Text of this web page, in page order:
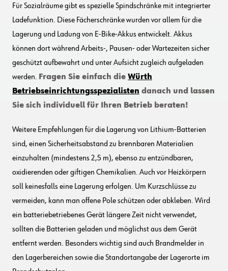
Für Sozialräume gibt es spezielle Spindschränke mit integrierter
Ladefunktion. Diese Fächerschränke wurden vor allem für die
Lagerung und Ladung von E-Bike-Akkus entwickelt. Akkus
können dort während Arbeits-, Pausen- oder Wartezeiten sicher
geschützt aufbewahrt und unter Aufsicht zugleich aufgeladen
werden. Fragen Sie einfach die Würth
Betriebseinrichtungsspezialisten danach und lassen
Sie sich individuell für Ihren Betrieb beraten!
Weitere Empfehlungen für die Lagerung von Lithium-Batterien
sind, einen Sicherheitsabstand zu brennbaren Materialien
einzuhalten (mindestens 2,5 m), ebenso zu entzündbaren,
oxidierenden oder giftigen Chemikalien. Auch vor Heizkörpern
soll keinesfalls eine Lagerung erfolgen. Um Kurzschlüsse zu
vermeiden, kann man offene Pole schützen oder abkleben. Wird
ein batteriebetriebenes Gerät längere Zeit nicht verwendet,
sollten die Batterien geladen und möglichst aus dem Gerät
entfernt werden. Besonders wichtig sind auch Brandmelder in
den Lagerbereichen sowie die Standortangabe der Lagerorte im